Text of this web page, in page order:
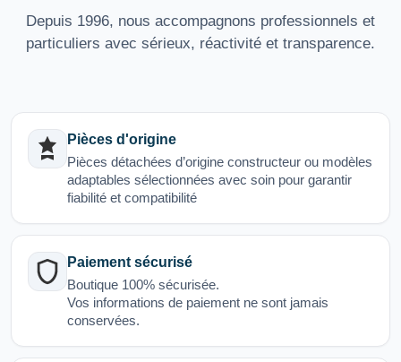
Depuis 1996, nous accompagnons professionnels et
particuliers avec sérieux, réactivité et transparence.
Pièces d'origine
Pièces détachées d’origine constructeur ou modèles
adaptables sélectionnées avec soin pour garantir
fiabilité et compatibilité
Paiement sécurisé
Boutique 100% sécurisée.
Vos informations de paiement ne sont jamais
conservées.